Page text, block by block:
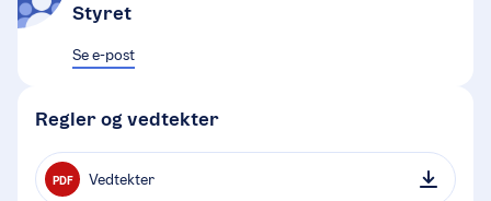
Styret
Se e-post
Regler og vedtekter
PDF Vedtekter